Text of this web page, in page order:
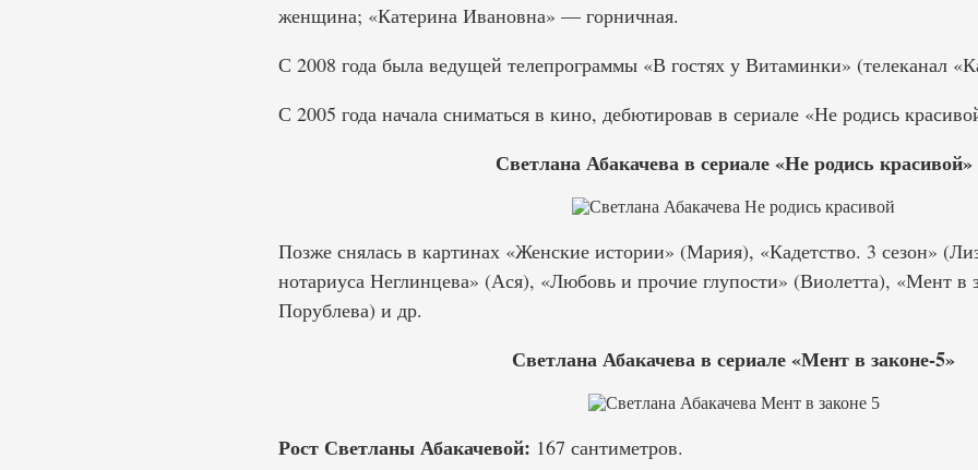
женщина; «Катерина Ивановна» — горничная.
С 2008 года была ведущей телепрограммы «В гостях у Витаминки» (телеканал
С 2005 года начала сниматься в кино, дебютировав в сериале «Не родись
Светлана Абакачева в сериале «Не родись красивой»
Позже снялась в картинах «Женские истории» (Мария), «Кадетство. 3 сезон»
нотариуса Неглинцева» (Ася), «Любовь и прочие глупости» (Виолетта), «Мент в
Порублева) и др.
Светлана Абакачева в сериале «Мент в законе-5»
Рост Светланы Абакачевой: 167 сантиметров.